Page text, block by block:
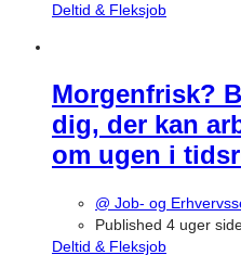
Deltid & Fleksjob
Morgenfrisk?
dig, der kan
om ugen i
@ Job- og
Published 4 uger
Deltid & Fleksjob